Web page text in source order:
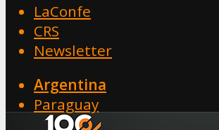
LaConfe
CRS
Newsletter
Argentina
Paraguay